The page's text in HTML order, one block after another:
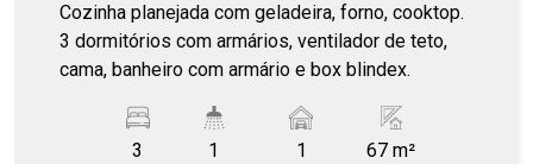
Cozinha planejada com geladeira, forno, cooktop.
3 dormitórios com armários, ventilador de teto,
cama, banheiro com armário e box blindex.
3 1 1 67 m²